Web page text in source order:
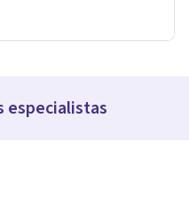
especialistas